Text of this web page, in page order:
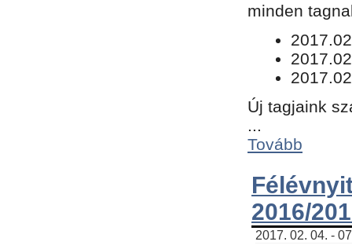
minden
Új tagjaink
...
Tovább
2016/
2017. 02. 04. -